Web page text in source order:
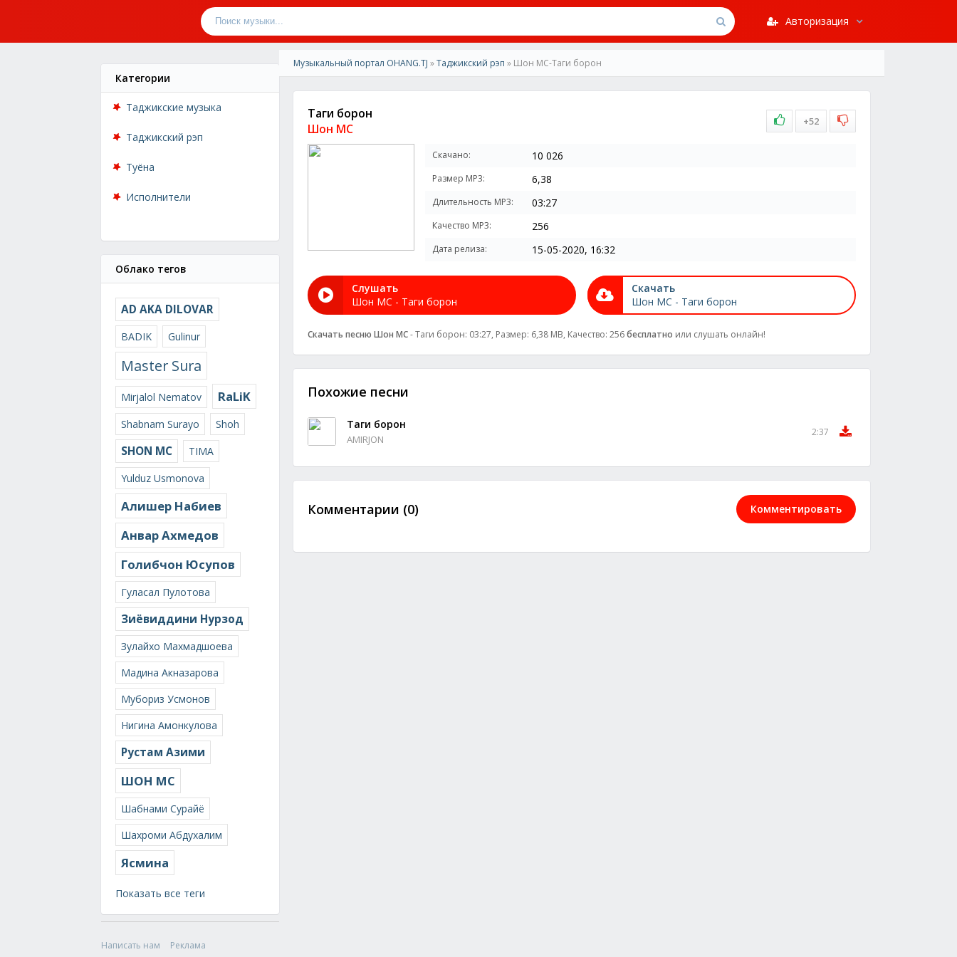
Авторизация
Категории
Таджикские музыка
Таджикский рэп
Туёна
Исполнители
Облако тегов
AD AKA DILOVAR
BADIK Gulinur
Master Sura
Mirjalol Nematov RaLiK
Shabnam Surayo Shoh
SHON MC
TIMA
Yulduz Usmonova
Алишер Набиев
Анвар Ахмедов
Голибчон Юсупов
Гуласал Пулотова
Зиёвиддини Нурзод
Зулайхо Махмадшоева
Мадина Акназарова
Мубориз Усмонов
Нигина Амонкулова
Рустам Азими
ШОН МС
Шабнами Сурайё
Шахроми Абдухалим
Ясмина
Показать все теги
Написать нам
Реклама
Музыкальный портал OHANG.TJ »Таджикский рэп » Шон МС-Таги борон
Таги борон
Шон МС
+52
Скачано: 10 026
Размер MP3: 6,38
Длительность MP3: 03:27
Качество MP3: 256
Дата релиза: 15-05-2020, 16:32
Слушать
Шон МС - Таги борон
Скачать
Шон МС - Таги борон
Скачать песню Шон МС- Таги борон: 03:27, Размер: 6,38 MB, Качество: 256бесплатно или слушать онлайн!
Похожие песни
Таги борон
AMIRJON
2:37
Комментарии (0) Комментировать